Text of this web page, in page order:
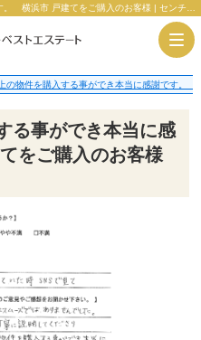
の物件を購入する事ができ本当に感謝です。
る事ができ本当に感
をご購入のお客様